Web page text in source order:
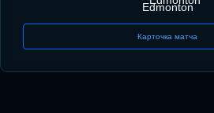
Edmonton
Карточка матча